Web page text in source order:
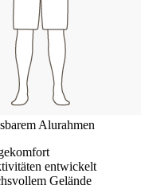
Alurahmen
entwickelt
Gelände